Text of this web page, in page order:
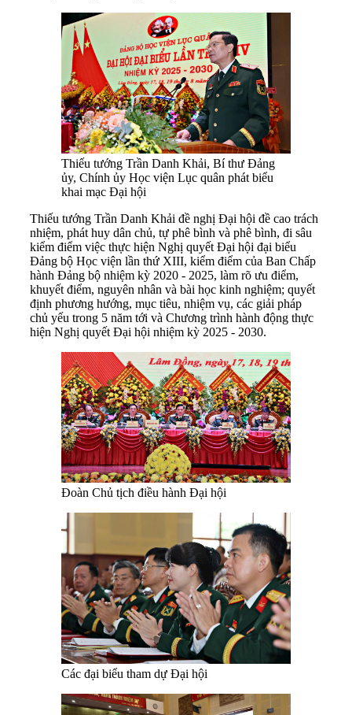
Thiếu tướng Trần Danh Khải, Bí thư Đảng
ủy, Chính ủy Học viện Lục quân phát biểu
khai mạc Đại hội
Thiếu tướng Trần Danh Khải đề nghị Đại hội đề cao trách
nhiệm, phát huy dân chủ, tự phê bình và phê bình, đi sâu
kiểm điểm việc thực hiện Nghị quyết Đại hội đại biểu
Đảng bộ Học viện lần thứ XIII, kiểm điểm của Ban Chấp
hành Đảng bộ nhiệm kỳ 2020 - 2025, làm rõ ưu điểm,
khuyết điểm, nguyên nhân và bài học kinh nghiệm; quyết
định phương hướng, mục tiêu, nhiệm vụ, các giải pháp
chủ yếu trong 5 năm tới và Chương trình hành động thực
hiện Nghị quyết Đại hội nhiệm kỳ 2025 - 2030.
Đoàn Chủ tịch điều hành Đại hội
Các đại biểu tham dự Đại hội